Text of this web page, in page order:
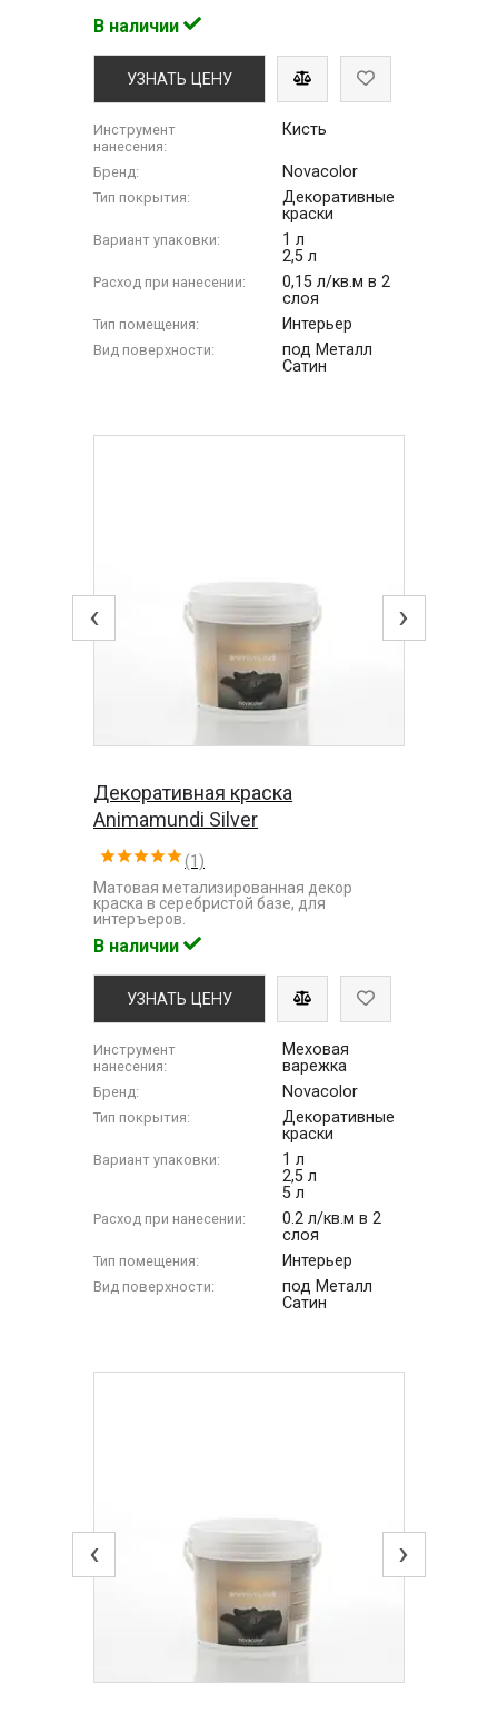
В наличии
УЗНАТЬ ЦЕНУ
Инструмент
нанесения:
Кисть
Бренд: Novacolor
Тип покрытия:
Декоративные
краски
Вариант упаковки:
1 л
2,5 л
Расход при нанесении:
0,15 л/кв.м в 2
слоя
Тип помещения: Интерьер
Вид поверхности:
под Металл
Сатин
‹ ›
Декоративная краска
Animamundi Silver
(1)
Матовая метализированная декор
краска в серебристой базе, для
интеръеров.
В наличии
УЗНАТЬ ЦЕНУ
Инструмент
нанесения:
Меховая
варежка
Бренд: Novacolor
Тип покрытия:
Декоративные
краски
Вариант упаковки:
1 л
2,5 л
5 л
Расход при нанесении:
0.2 л/кв.м в 2
слоя
Тип помещения: Интерьер
Вид поверхности:
под Металл
Сатин
‹ ›